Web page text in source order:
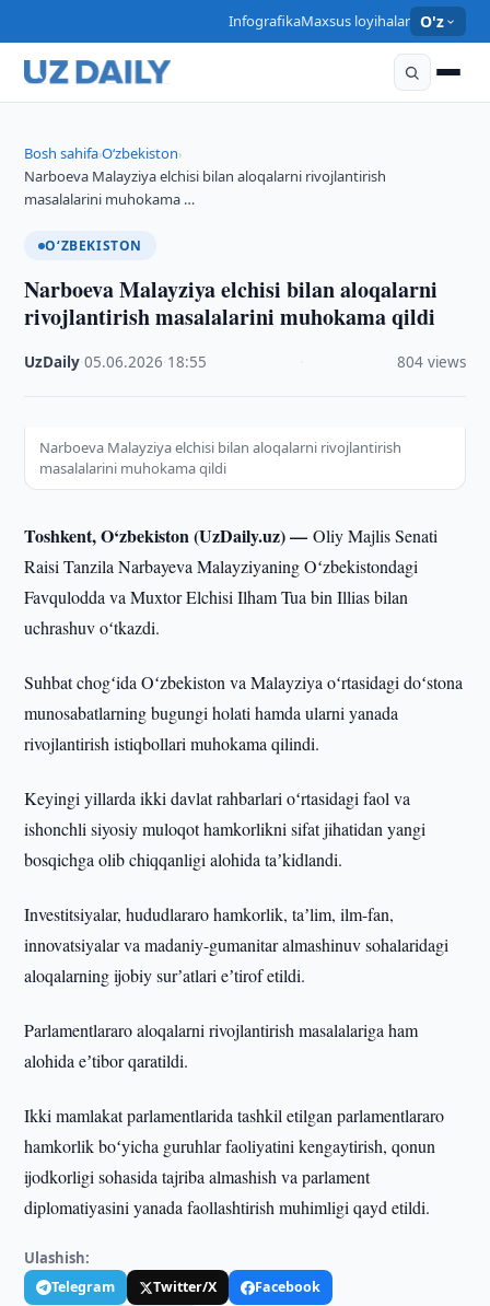
InfografikaMaxsus loyihalar O'z
Bosh sahifa›O‘zbekiston›
Narboeva Malayziya elchisi bilan aloqalarni rivojlantirish
masalalarini muhokama …
O‘ZBEKISTON
Narboeva Malayziya elchisi bilan aloqalarni
rivojlantirish masalalarini muhokama qildi
UzDaily ·05.06.2026 18:55 804 views
Narboeva Malayziya elchisi bilan aloqalarni rivojlantirish
masalalarini muhokama qildi
Toshkent, O‘zbekiston (UzDaily.uz) —Oliy Majlis Senati
Raisi Tanzila Narbayeva Malayziyaning Oʻzbekistondagi
Favqulodda va Muxtor Elchisi Ilham Tua bin Illias bilan
uchrashuv oʻtkazdi.
Suhbat chogʻida Oʻzbekiston va Malayziya oʻrtasidagi doʻstona
munosabatlarning bugungi holati hamda ularni yanada
rivojlantirish istiqbollari muhokama qilindi.
Keyingi yillarda ikki davlat rahbarlari oʻrtasidagi faol va
ishonchli siyosiy muloqot hamkorlikni sifat jihatidan yangi
bosqichga olib chiqqanligi alohida taʼkidlandi.
Investitsiyalar, hududlararo hamkorlik, taʼlim, ilm-fan,
innovatsiyalar va madaniy-gumanitar almashinuv sohalaridagi
aloqalarning ijobiy surʼatlari eʼtirof etildi.
Parlamentlararo aloqalarni rivojlantirish masalalariga ham
alohida eʼtibor qaratildi.
Ikki mamlakat parlamentlarida tashkil etilgan parlamentlararo
hamkorlik boʻyicha guruhlar faoliyatini kengaytirish, qonun
ijodkorligi sohasida tajriba almashish va parlament
diplomatiyasini yanada faollashtirish muhimligi qayd etildi.
Ulashish:
Telegram Twitter/X
Facebook